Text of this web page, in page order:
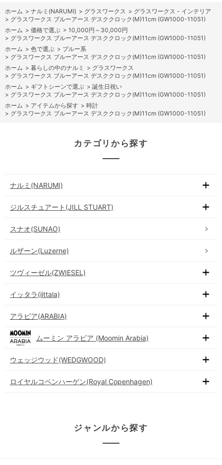
ホーム > ナルミ(NARUMI) > グラスワークス > グラスワークス - インテリア
> グラスワークス ブルーアース デスククロック(M)11cm (GW1000-11051)
ホーム > 価格で選ぶ > 10,000円～30,000円
> グラスワークス ブルーアース デスククロック(M)11cm (GW1000-11051)
ホーム > 色で選ぶ > ブルー系
> グラスワークス ブルーアース デスククロック(M)11cm (GW1000-11051)
ホーム > 暮らしの中のナルミ > グラスワークス
> グラスワークス ブルーアース デスククロック(M)11cm (GW1000-11051)
ホーム > ギフトシーンで選ぶ > 誕生日祝い
> グラスワークス ブルーアース デスククロック(M)11cm (GW1000-11051)
ホーム > アイテムから探す > 時計
> グラスワークス ブルーアース デスククロック(M)11cm (GW1000-11051)
カテゴリから探す
ナルミ(NARUMI)
ジルスチュアート(JILL STUART)
スナオ(SUNAO)
ルザーン(Luzerne)
ツヴィーゼル(ZWIESEL)
イッタラ(iittala)
アラビア(ARABIA)
ムーミン アラビア (Moomin Arabia)
ウェッジウッド(WEDGWOOD)
ロイヤルコペンハーゲン(Royal Copenhagen)
ジャンルから探す